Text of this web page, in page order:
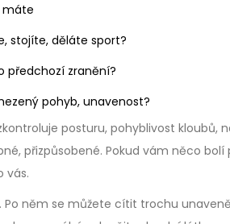
máte
stojíte, děláte sport?
předchozí zranění?
pohyb, unavenost?
posturu, pohyblivost kloubů,
přizpůsobené. Pokud vám něco
vás.
něm se můžete cítit trochu